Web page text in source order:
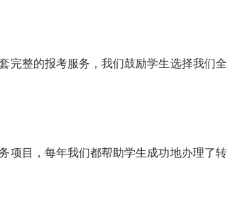
完整的报考服务，我们鼓励学生选择我们
项目，每年我们都帮助学生成功地办理了